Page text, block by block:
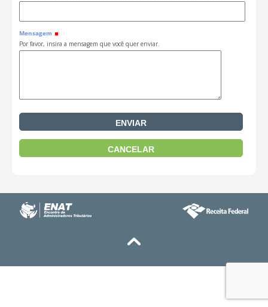
Mensagem
Por favor, insira a mensagem que você quer enviar.